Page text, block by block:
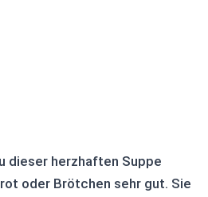
dieser herzhaften Suppe
oder Brötchen sehr gut. Sie